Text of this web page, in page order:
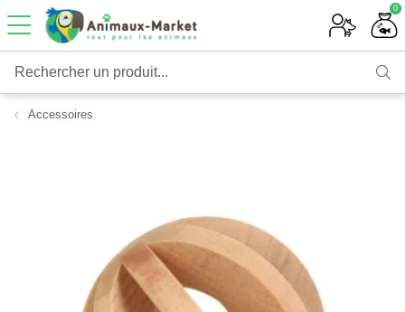
0
Accessoires